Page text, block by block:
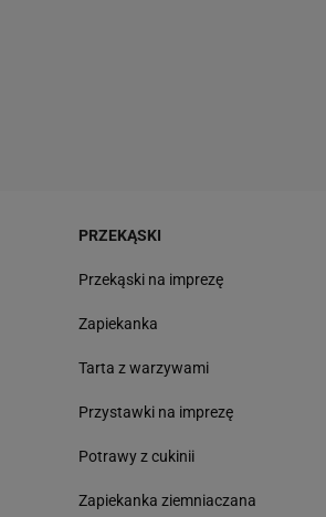
PRZEKĄSKI
Przekąski na imprezę
Zapiekanka
Tarta z warzywami
Przystawki na imprezę
Potrawy z cukinii
Zapiekanka ziemniaczana